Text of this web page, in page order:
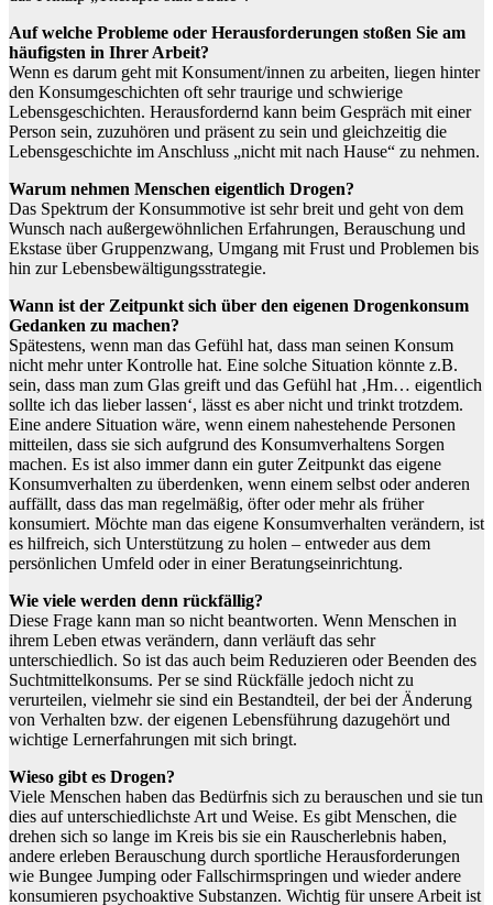
Auf welche Probleme oder Herausforderungen stoßen Sie am
häufigsten in Ihrer Arbeit?
Wenn es darum geht mit Konsument/innen zu arbeiten, liegen hinter
den Konsumgeschichten oft sehr traurige und schwierige
Lebensgeschichten. Herausfordernd kann beim Gespräch mit einer
Person sein, zuzuhören und präsent zu sein und gleichzeitig die
Lebensgeschichte im Anschluss „nicht mit nach Hause“ zu nehmen.
Warum nehmen Menschen eigentlich Drogen?
Das Spektrum der Konsummotive ist sehr breit und geht von dem
Wunsch nach außergewöhnlichen Erfahrungen, Berauschung und
Ekstase über Gruppenzwang, Umgang mit Frust und Problemen bis
hin zur Lebensbewältigungsstrategie.
Wann ist der Zeitpunkt sich über den eigenen Drogenkonsum
Gedanken zu machen?
Spätestens, wenn man das Gefühl hat, dass man seinen Konsum
nicht mehr unter Kontrolle hat. Eine solche Situation könnte z.B.
sein, dass man zum Glas greift und das Gefühl hat ‚Hm… eigentlich
sollte ich das lieber lassen‘, lässt es aber nicht und trinkt trotzdem.
Eine andere Situation wäre, wenn einem nahestehende Personen
mitteilen, dass sie sich aufgrund des Konsumverhaltens Sorgen
machen. Es ist also immer dann ein guter Zeitpunkt das eigene
Konsumverhalten zu überdenken, wenn einem selbst oder anderen
auffällt, dass das man regelmäßig, öfter oder mehr als früher
konsumiert. Möchte man das eigene Konsumverhalten verändern, ist
es hilfreich, sich Unterstützung zu holen – entweder aus dem
persönlichen Umfeld oder in einer Beratungseinrichtung.
Wie viele werden denn rückfällig?
Diese Frage kann man so nicht beantworten. Wenn Menschen in
ihrem Leben etwas verändern, dann verläuft das sehr
unterschiedlich. So ist das auch beim Reduzieren oder Beenden des
Suchtmittelkonsums. Per se sind Rückfälle jedoch nicht zu
verurteilen, vielmehr sie sind ein Bestandteil, der bei der Änderung
von Verhalten bzw. der eigenen Lebensführung dazugehört und
wichtige Lernerfahrungen mit sich bringt.
Wieso gibt es Drogen?
Viele Menschen haben das Bedürfnis sich zu berauschen und sie tun
dies auf unterschiedlichste Art und Weise. Es gibt Menschen, die
drehen sich so lange im Kreis bis sie ein Rauscherlebnis haben,
andere erleben Berauschung durch sportliche Herausforderungen
wie Bungee Jumping oder Fallschirmspringen und wieder andere
konsumieren psychoaktive Substanzen. Wichtig für unsere Arbeit ist